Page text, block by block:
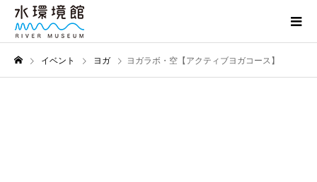
イベント ヨガ ヨガラボ・空【アクティブヨガコース】